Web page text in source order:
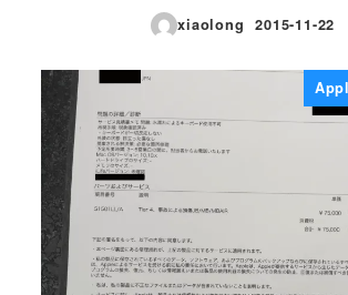
xiaolong
投稿日
2015-11-22